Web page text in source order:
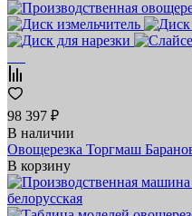
98 397 ₽
В наличии
Овощерезка Торгмаш
В корзину